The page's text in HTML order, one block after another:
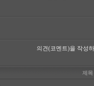
의견(코멘트)을 작성
제목